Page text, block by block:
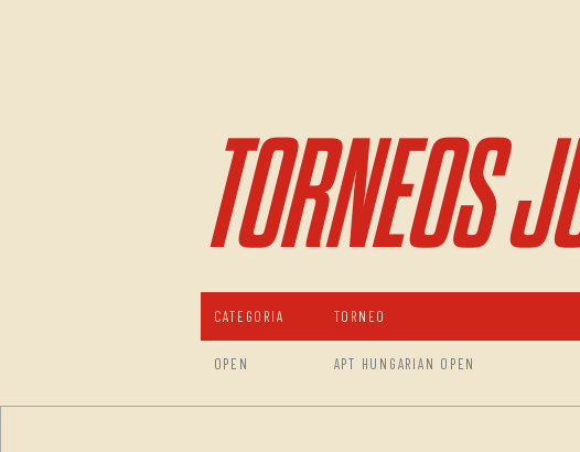
TORNEOS
CATEGORIA TORNEO
OPEN APT HUNGARIAN OPEN